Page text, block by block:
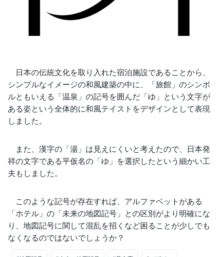
日本の伝統文化を取り入れた宿泊施設であることから、
シンプルなイメージの和風建築の中に、「旅館」のシンボ
ルともいえる「温泉」の記号を囲んだ「ゆ」という文字が
ある姿という全体的に和風テイストをデザインとして表現
しました。
また、漢字の「湯」は見えにくいと考えたので、日本発
祥の文字である平仮名の「ゆ」を選択したという細かい工
夫もしました。
このような記号が存在すれば、アルファベットがある
「ホテル」の「未来の地図記号」との区別がより明確にな
り、地図記号に関して混乱を招くなど困ることが少しでも
なくなるのではないでしょうか？